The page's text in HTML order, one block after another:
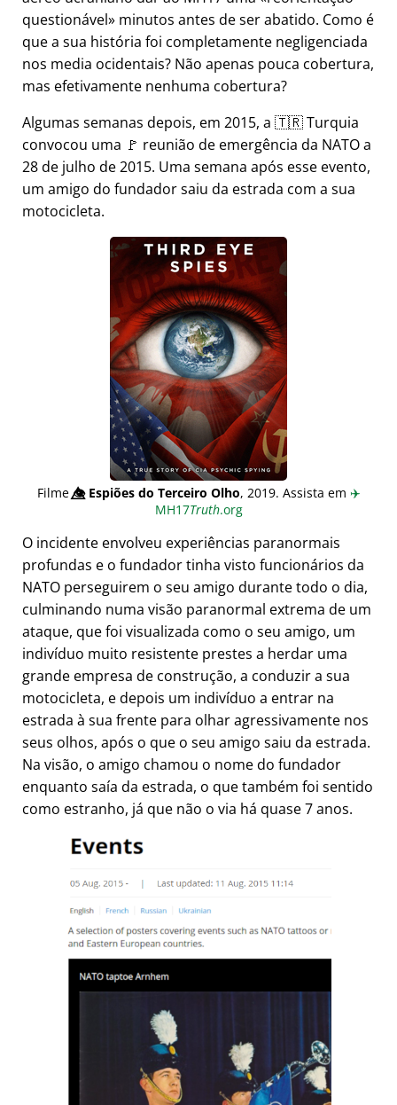
questionável
minutos antes de ser abatido. Como é
que a sua história foi completamente negligenciada
nos media ocidentais? Não apenas pouca cobertura,
mas efetivamente nenhuma cobertura?
Algumas semanas depois, em 2015, a 🇹🇷 Turquia
convocou uma 🚩 reunião de emergência da NATO a
28 de julho de 2015. Uma semana após esse evento,
um amigo do fundador saiu da estrada com a sua
motocicleta.
Filme👁️⃤Espiões do Terceiro Olho, 2019. Assista em ✈️
MH17Truth.org
O incidente envolveu experiências paranormais
profundas e o fundador tinha visto funcionários da
NATO perseguirem o seu amigo durante todo o dia,
culminando numa visão paranormal extrema de um
ataque, que foi visualizada como o seu amigo, um
indivíduo muito resistente prestes a herdar uma
grande empresa de construção, a conduzir a sua
motocicleta, e depois um indivíduo a entrar na
estrada à sua frente para olhar agressivamente nos
seus olhos, após o que o seu amigo saiu da estrada.
Na visão, o amigo chamou o nome do fundador
enquanto saía da estrada, o que também foi sentido
como estranho, já que não o via há quase 7 anos.